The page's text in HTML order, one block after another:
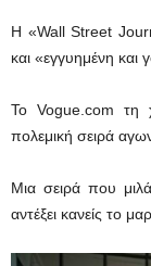
Η «Wall Street
και «εγγυημένη και
Το Vogue.com τη
πολεμική σειρά
Μια σειρά που
αντέξει κανείς το